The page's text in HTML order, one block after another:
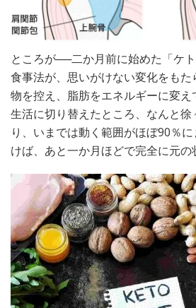
ところが──二か月前に始めた「ケ
食事法が、思いがけない変化をも
物を控え、脂肪をエネルギーに変
生活に切り替えたところ、なんと
り、いまでは動く範囲がほぼ90％
けば、あと一か月ほどで完全に元の